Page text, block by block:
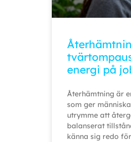
energi på
Återhämtning är
som ger
utrymme att
balanserat
känna sig redo